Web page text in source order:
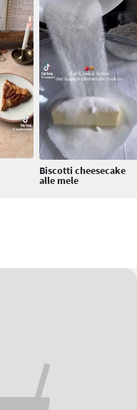
Biscotti cheesecake
alle mele